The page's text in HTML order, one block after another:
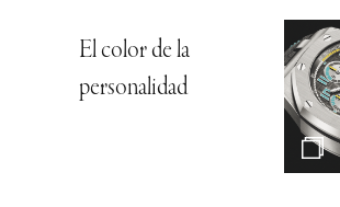
El color de la
personalidad